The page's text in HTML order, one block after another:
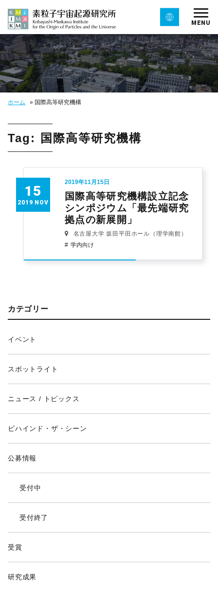
MENU
ホーム » 国際高等研究機構
Tag: 国際高等研究機構
15
2019 NOV
2019年11月15日
国際高等研究機構設立記念
シンポジウム「最先端研究
拠点の新展開」
名古屋大学 坂田平田ホール（理学南館）
学内向け
カテゴリー
イベント
スポットライト
ニュース / トピックス
ビハインド・ザ・シーン
公募情報
受付中
受付終了
受賞
研究成果